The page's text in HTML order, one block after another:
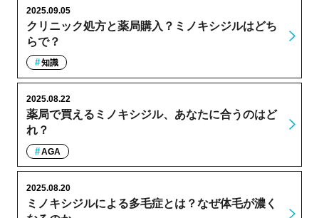
クリニック処方と薬局購入？ミノキシジルはどち
らで？
2025.09.05
知識
薬局で買えるミノキシジル、あなたに合うのはど
れ？
2025.08.22
AGA
ミノキシジルによる多毛症とは？なぜ体毛が濃く
2025.08.20